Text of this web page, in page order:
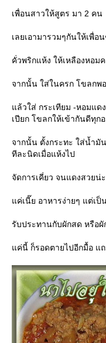
เพื่อนสาวให้สูตร มา 2 คน
เลยเอามารวมๆกันให้เพื่อ
คั่วพริกแห้ง ให้เหลืองหอม
จากนั้น ใส่ในครก โขลกพ
แล้วใส่ กระเทียม -หอมแด
เปียก โขลกให้เข้ากันดีทุกอ
จากนั้น ตั้งกระทะ ใส่น้ำมั
ทีละนิดเมื่อแห้งไป
จัดการเคี่ยว จนแดงสวยน่
แค่เนี๊ย อาหารง่ายๆ แต่เป็
รับประทานกับผักสด หรือ
แค่นี้ ก็รอดตายไปอีกมื้อ แ